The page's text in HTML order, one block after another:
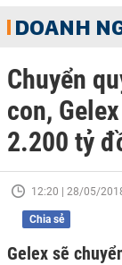
DOANH
Chuyển
con,
2.200 tỷ
12:20 | 28/05/
Chia sẻ
Gelex sẽ